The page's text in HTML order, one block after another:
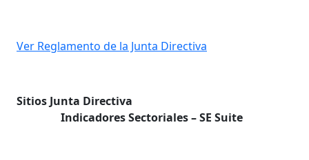
Ver Reglamento de la Junta Directiva
Sitios Junta Directiva
Indicadores Sectoriales – SE Suite